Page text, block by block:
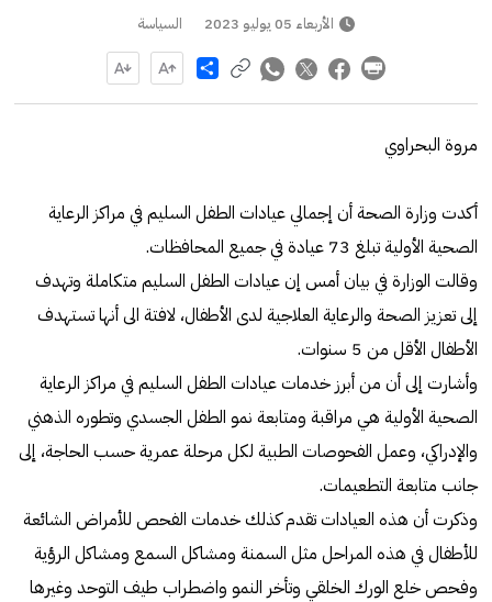
الأربعاء 05 يوليو 2023 السياسة
Share
مروة البحراوي
أكدت وزارة الصحة أن إجمالي عيادات الطفل السليم في مراكز الرعاية
الصحية الأولية تبلغ 73 عيادة في جميع المحافظات.
وقالت الوزارة في بيان أمس إن عيادات الطفل السليم متكاملة وتهدف
إلى تعزيز الصحة والرعاية العلاجية لدى الأطفال، لافتة الى أنها تستهدف
الأطفال الأقل من 5 سنوات.
وأشارت إلى أن من أبرز خدمات عيادات الطفل السليم في مراكز الرعاية
الصحية الأولية هي مراقبة ومتابعة نمو الطفل الجسدي وتطوره الذهني
والإدراكي، وعمل الفحوصات الطبية لكل مرحلة عمرية حسب الحاجة، إلى
جانب متابعة التطعيمات.
وذكرت أن هذه العيادات تقدم كذلك خدمات الفحص للأمراض الشائعة
للأطفال في هذه المراحل مثل السمنة ومشاكل السمع ومشاكل الرؤية
وفحص خلع الورك الخلقي وتأخر النمو واضطراب طيف التوحد وغيرها